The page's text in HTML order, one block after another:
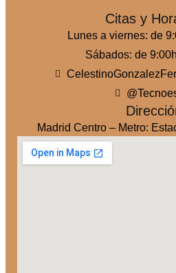
Citas y
Lunes a viernes: de
Sábados: de
Madrid Centro – Metro: